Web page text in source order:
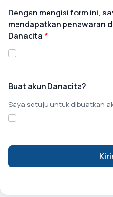
Dengan mengisi form ini,
mendapatkan penawaran
Danacita
Buat akun Danacita?
Saya setuju untuk dibuatkan